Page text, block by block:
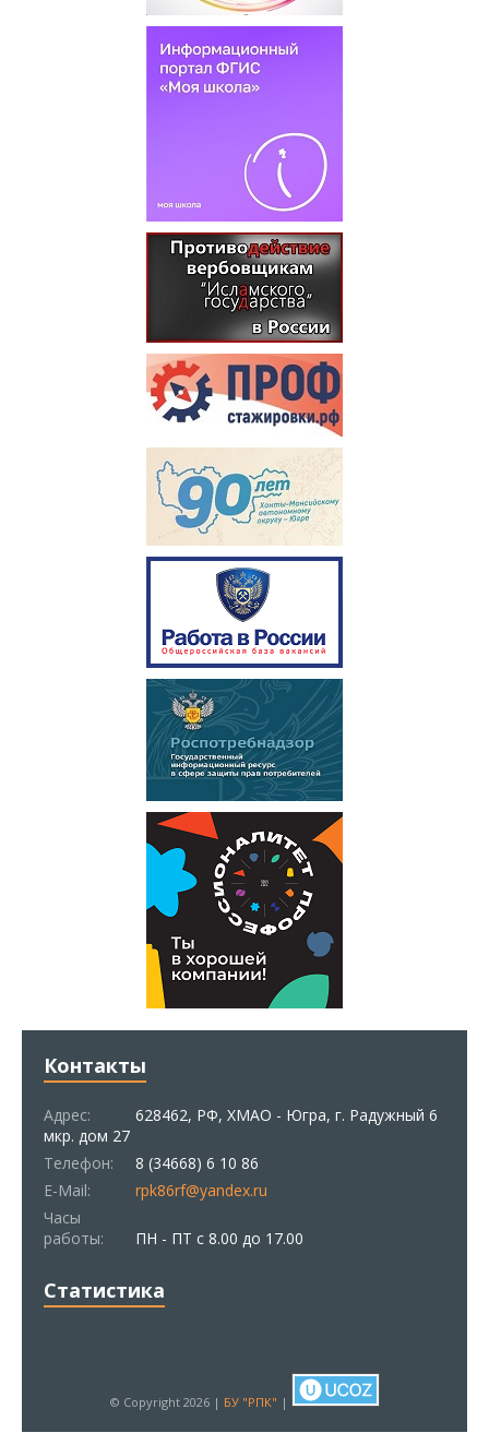
Контакты
Адрес:
628462, РФ, ХМАО - Югра, г. Радужный 6
мкр. дом 27
Телефон:
8 (34668) 6 10 86
E-Mail:
rpk86rf@yandex.ru
Часы
работы:
ПН - ПТ с 8.00 до 17.00
Статистика
© Copyright 2026 | БУ "РПК" |